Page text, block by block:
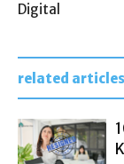
Digital
related articles